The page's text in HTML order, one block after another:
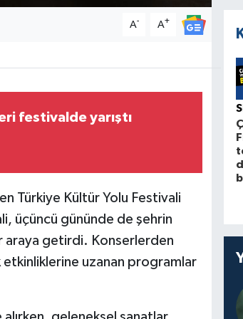
A- A+
festivalde yarıştı
Türkiye Kültür Yolu Festivali
üçüncü gününde de şehrin
araya getirdi. Konserlerden
uzanan programlar